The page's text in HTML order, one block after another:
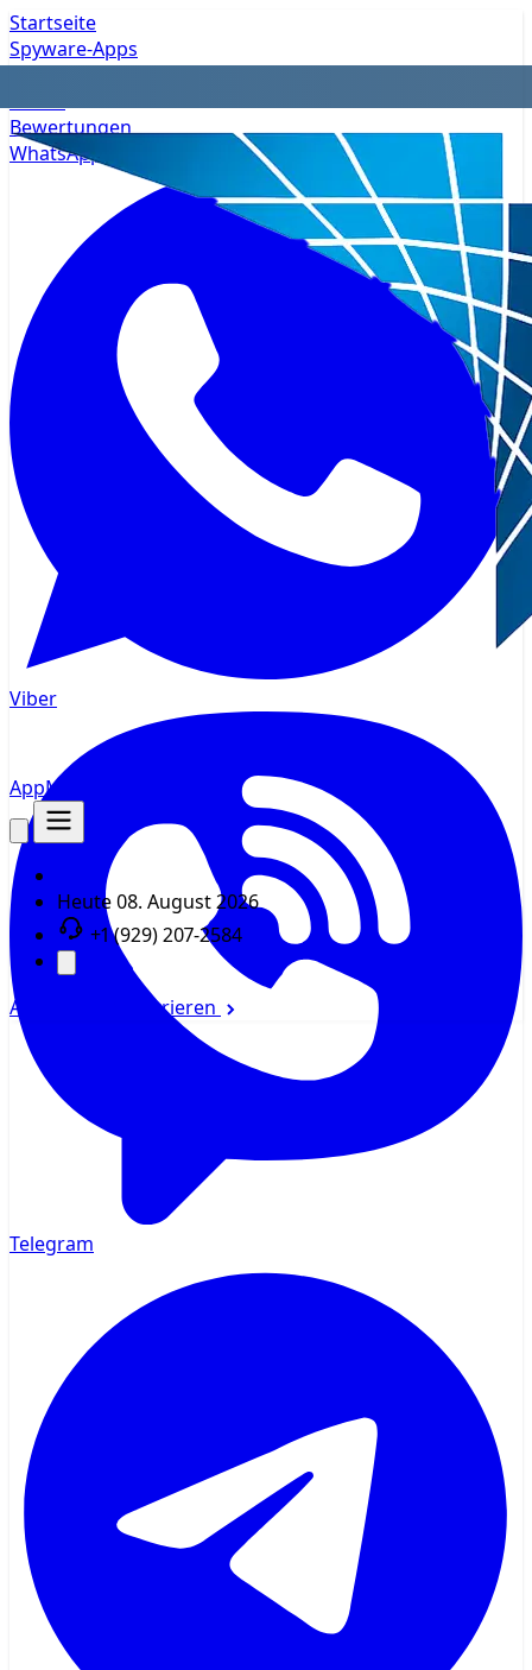
AppMsr
Heute08. August 2026
+1 (929) 207-2584
Anmelden Registrieren
Startseite
Spyware-Apps
Bewertungen
WhatsApp
Viber
Telegram